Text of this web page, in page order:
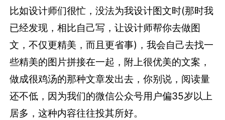
比如设计师们很忙，没法为我设计图文时(那时我
已经发现，相比自己写，让设计师帮你去做图
文，不仅更精美，而且更省事)，我会自己去找一
些精美的图片拼接在一起，附上很优美的文案，
做成很鸡汤的那种文章发出去，你别说，阅读量
还不低，因为我们的微信公众号用户偏35岁以上
居多，这种内容往往投其所好。